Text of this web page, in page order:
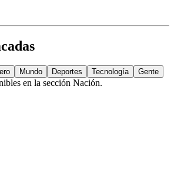
Mundo Deportes Tecnología Gente
en la sección Nación.